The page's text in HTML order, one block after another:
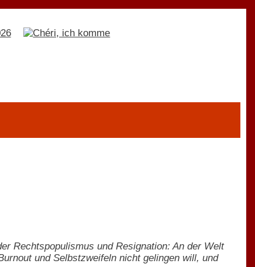
Rechtspopulismus und Resignation: An der Welt
und Selbstzweifeln nicht gelingen will, und